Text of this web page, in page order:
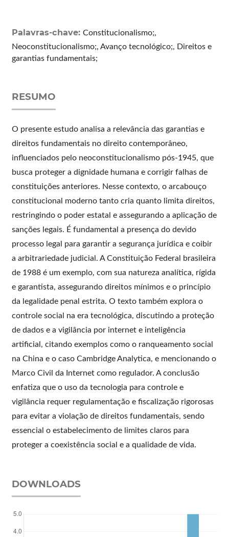
Palavras-chave: Constitucionalismo;,
Neoconstitucionalismo;, Avanço tecnológico;, Direitos e
garantias fundamentais;
RESUMO
O presente estudo analisa a relevância das garantias e
direitos fundamentais no direito contemporâneo,
influenciados pelo neoconstitucionalismo pós-1945, que
busca proteger a dignidade humana e corrigir falhas de
constituições anteriores. Nesse contexto, o arcabouço
constitucional moderno tanto cria quanto limita direitos,
restringindo o poder estatal e assegurando a aplicação de
sanções legais. É fundamental a presença do devido
processo legal para garantir a segurança jurídica e coibir
a arbitrariedade judicial. A Constituição Federal brasileira
de 1988 é um exemplo, com sua natureza analítica, rígida
e garantista, assegurando direitos mínimos e o princípio
da legalidade penal estrita. O texto também explora o
controle social na era tecnológica, discutindo a proteção
de dados e a vigilância por internet e inteligência
artificial, citando exemplos como o ranqueamento social
na China e o caso Cambridge Analytica, e mencionando o
Marco Civil da Internet como regulador. A conclusão
enfatiza que o uso da tecnologia para controle e
vigilância requer regulamentação e fiscalização rigorosas
para evitar a violação de direitos fundamentais, sendo
essencial o estabelecimento de limites claros para
proteger a coexistência social e a qualidade de vida.
DOWNLOADS